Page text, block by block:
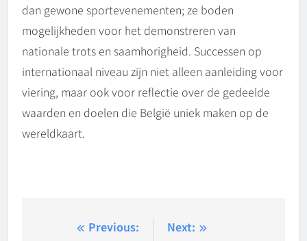
dan gewone sportevenementen; ze boden
mogelijkheden voor het demonstreren van
nationale trots en saamhorigheid. Successen op
internationaal niveau zijn niet alleen aanleiding voor
viering, maar ook voor reflectie over de gedeelde
waarden en doelen die België uniek maken op de
wereldkaart.
Previous:
Next: